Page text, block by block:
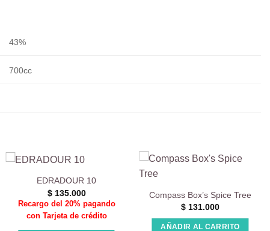
43%
700cc
EDRADOUR 10
$135.000
Recargo del 20% pagando
con Tarjeta de crédito
Compass Box’s Spice Tree
$131.000
AÑADIR AL CARRITO